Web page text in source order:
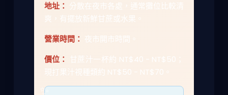
地址： 分散在夜市各處，通常攤位比較清
爽，有擺放新鮮甘蔗或水果。
營業時間： 夜市開市時間。
價位： 甘蔗汁一杯約 NT$40 - NT$50；
現打果汁視種類約 NT$50 - NT$70。